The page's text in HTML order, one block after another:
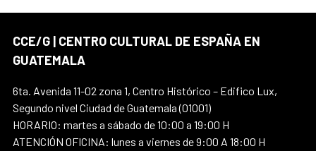
CCE/G | CENTRO CULTURAL DE ESPAÑA EN
GUATEMALA
6ta. Avenida 11-02 zona 1, Centro Histórico – Edifico Lux,
Segundo nivel Ciudad de Guatemala (01001)
HORARIO: martes a sábado de 10:00 a 19:00 H
ATENCIÓN OFICINA: lunes a viernes de 9:00 A 18:00 H